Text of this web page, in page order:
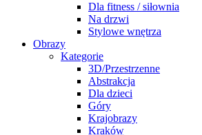
Dla fitness / siłownia
Na drzwi
Stylowe wnętrza
Obrazy
Kategorie
3D/Przestrzenne
Abstrakcja
Dla dzieci
Góry
Krajobrazy
Kraków